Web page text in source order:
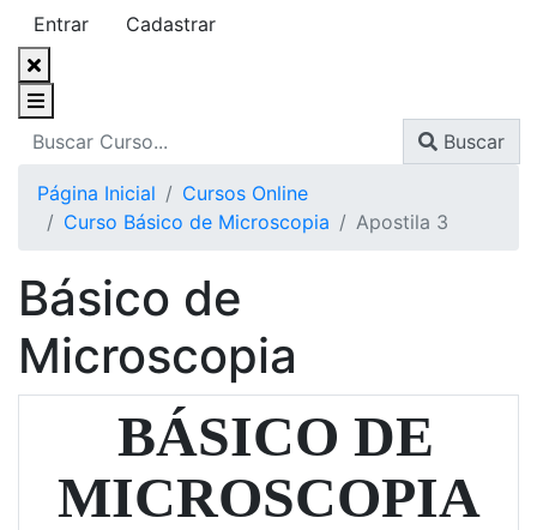
Entrar
Cadastrar
Buscar
Página Inicial
Cursos Online
Curso Básico de Microscopia
Apostila 3
Básico de
Microscopia
BÁSICO DE
MICROSCOPIA